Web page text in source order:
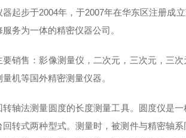
器起步于2004年，于2007年在华东区注册成
务为一体的精密仪器公司。
要销售：影像测量仪，二次元，三次元，三
机等国外精密测量仪器。
转轴法测量圆度的长度测量工具。圆度仪是
回转式两种型式。测量时，被测件与精密轴